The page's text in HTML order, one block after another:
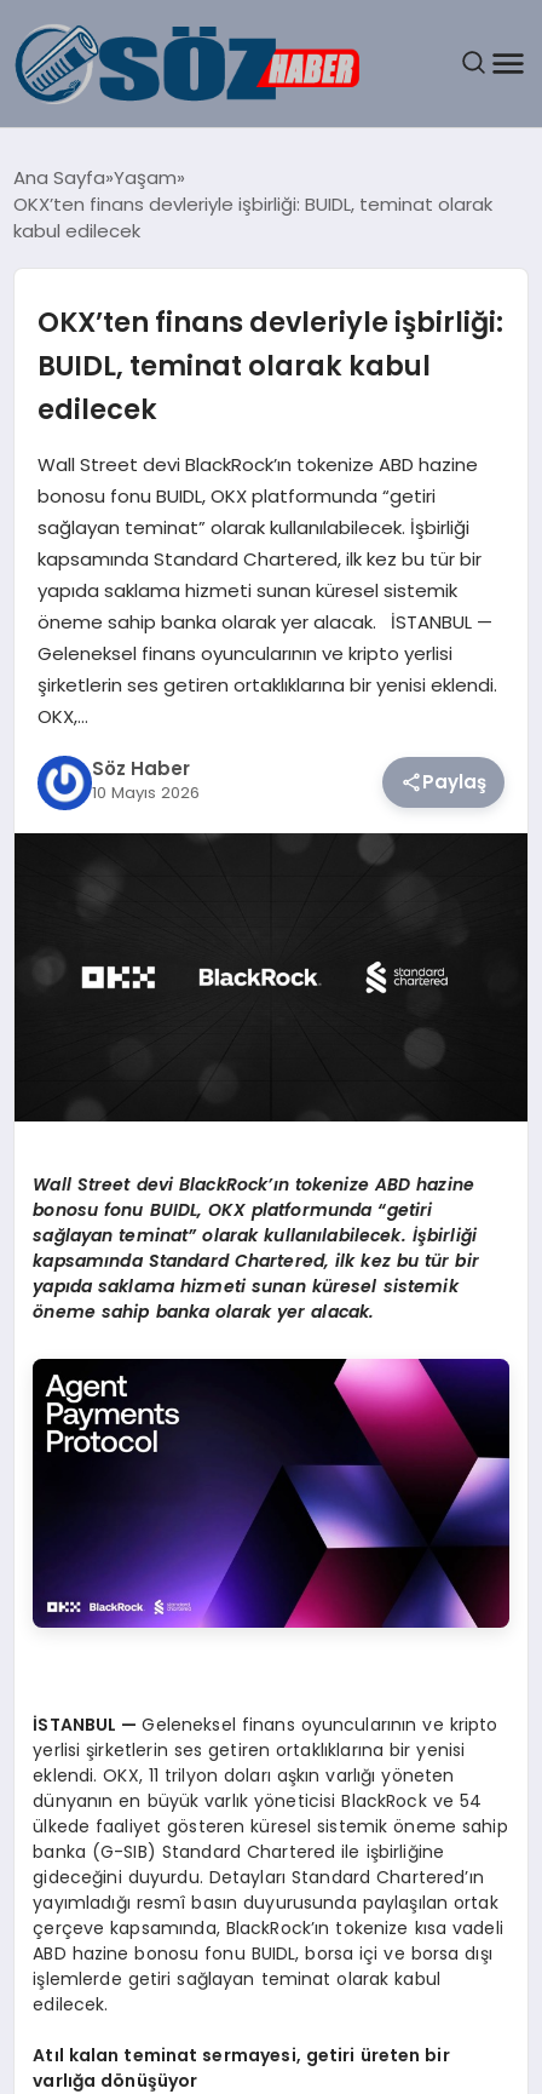
SPOR
EĞITIM
SAĞLIK
DÜNYA
TEKNOLOJI
SIYASET
YAŞAM
Ana Sayfa Yaşam
OKX’ten finans devleriyle işbirliği: BUIDL, teminat olarak
kabul edilecek
OKX’ten finans devleriyle işbirliği:
BUIDL, teminat olarak kabul
edilecek
Wall Street devi BlackRock’ın tokenize ABD hazine
bonosu fonu BUIDL, OKX platformunda “getiri
sağlayan teminat” olarak kullanılabilecek. İşbirliği
kapsamında Standard Chartered, ilk kez bu tür bir
yapıda saklama hizmeti sunan küresel sistemik
öneme sahip banka olarak yer alacak. İSTANBUL —
Geleneksel finans oyuncularının ve kripto yerlisi
şirketlerin ses getiren ortaklıklarına bir yenisi eklendi.
OKX,…
Söz Haber
10 Mayıs 2026 Paylaş
Wall Street devi BlackRock’ın tokenize ABD hazine
bonosu fonu BUIDL, OKX platformunda “getiri
sağlayan teminat”olarak kullanılabilecek. İşbirliği
kapsamında Standard Chartered, ilk kez bu tür bir
yapıda saklama hizmeti sunan küresel sistemik
öneme sahip banka olarak yer alacak.
İSTANBUL —Geleneksel finans oyuncularının ve kripto
yerlisi şirketlerin ses getiren ortaklıklarına bir yenisi
eklendi. OKX, 11 trilyon doları aşkın varlığı yöneten
dünyanın en büyük varlık yöneticisi BlackRock ve 54
ülkede faaliyet gösteren küresel sistemik öneme sahip
banka (G-SIB) Standard Chartered ile işbirliğine
gideceğini duyurdu. Detayları Standard Chartered’ın
yayımladığı resmî basın duyurusunda paylaşılan ortak
çerçeve kapsamında, BlackRock’ın tokenize kısa vadeli
ABD hazine bonosu fonu BUIDL, borsa içi ve borsa dışı
işlemlerde getiri sağlayan teminat olarak kabul
edilecek.
Atıl kalan teminat sermayesi, getiri üreten bir
varlığa dönüşüyor